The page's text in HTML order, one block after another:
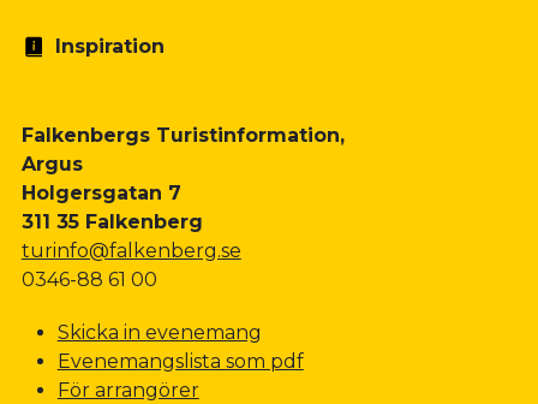
Inspiration
Falkenbergs Turistinformation,
Argus
Holgersgatan 7
311 35 Falkenberg
turinfo@falkenberg.se
0346-88 61 00
Skicka in evenemang
Evenemangslista som pdf
För arrangörer